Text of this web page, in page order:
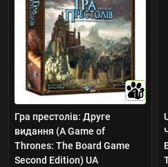
10
Гра престолів: Друге
видання (A Game of
Thrones: The Board Game
Second Edition) UA